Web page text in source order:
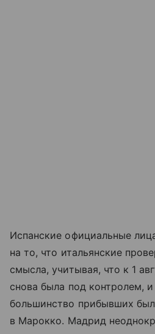
Испанские официальные
на то, что итальянские
смысла, учитывая, что к 1
снова была под контролем,
большинство прибывших
в Марокко. Мадрид